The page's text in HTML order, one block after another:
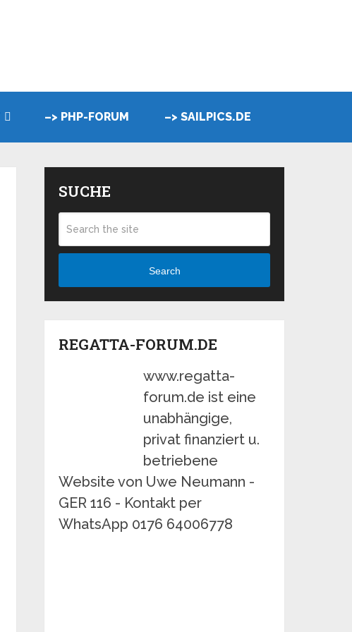
–> PHP-FORUM –> SAILPICS.DE
SUCHE
Search
REGATTA-FORUM.DE
www.regatta-
forum.de ist eine
unabhängige,
privat finanziert u.
betriebene
Website von Uwe Neumann -
GER 116 - Kontakt per
WhatsApp 0176 64006778